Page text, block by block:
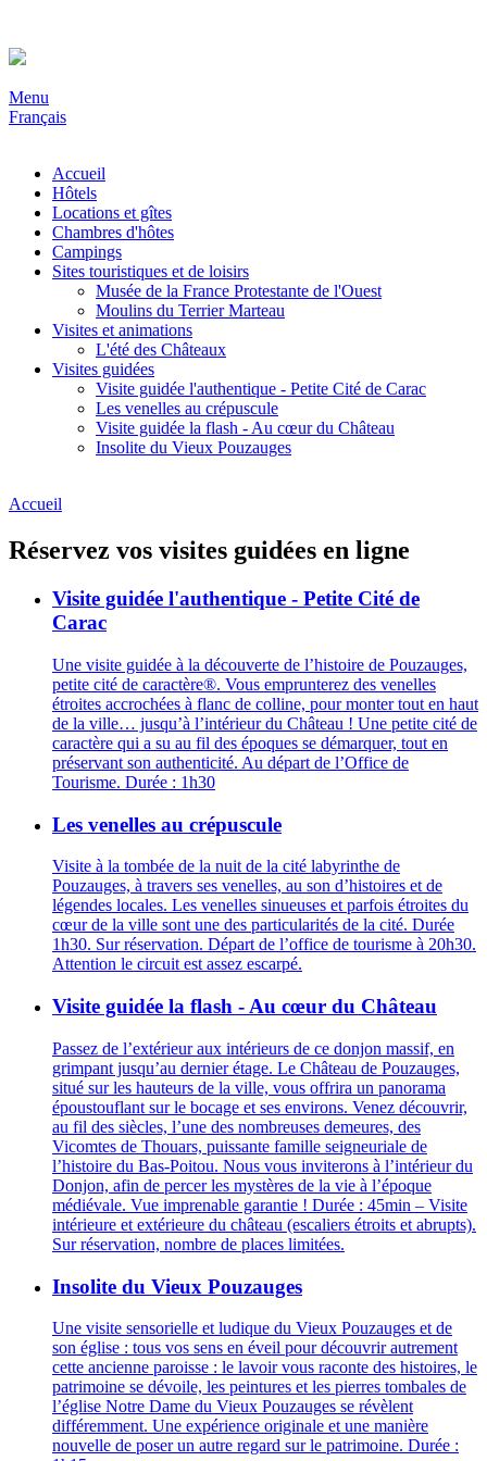
Menu
Français
Accueil
Hôtels
Locations et gîtes
Chambres d'hôtes
Campings
Sites touristiques et de loisirs
Musée de la France Protestante de l'Ouest
Moulins du Terrier Marteau
Visites et animations
L'été des Châteaux
Visites guidées
Visite guidée l'authentique - Petite Cité de Carac
Les venelles au crépuscule
Visite guidée la flash - Au cœur du Château
Insolite du Vieux Pouzauges
Accueil
Réservez vos visites guidées en ligne
Visite guidée l'authentique - Petite Cité de
Carac
Une visite guidée à la découverte de l’histoire de Pouzauges,
petite cité de caractère®. Vous emprunterez des venelles
étroites accrochées à flanc de colline, pour monter tout en haut
de la ville… jusqu’à l’intérieur du Château ! Une petite cité de
caractère qui a su au fil des époques se démarquer, tout en
préservant son authenticité. Au départ de l’Office de
Tourisme. Durée : 1h30
Les venelles au crépuscule
Visite à la tombée de la nuit de la cité labyrinthe de
Pouzauges, à travers ses venelles, au son d’histoires et de
légendes locales. Les venelles sinueuses et parfois étroites du
cœur de la ville sont une des particularités de la cité. Durée
1h30. Sur réservation. Départ de l’office de tourisme à 20h30.
Attention le circuit est assez escarpé.
Visite guidée la flash - Au cœur du Château
Passez de l’extérieur aux intérieurs de ce donjon massif, en
grimpant jusqu’au dernier étage. Le Château de Pouzauges,
situé sur les hauteurs de la ville, vous offrira un panorama
époustouflant sur le bocage et ses environs. Venez découvrir,
au fil des siècles, l’une des nombreuses demeures, des
Vicomtes de Thouars, puissante famille seigneuriale de
l’histoire du Bas-Poitou. Nous vous inviterons à l’intérieur du
Donjon, afin de percer les mystères de la vie à l’époque
médiévale. Vue imprenable garantie ! Durée : 45min – Visite
intérieure et extérieure du château (escaliers étroits et abrupts).
Sur réservation, nombre de places limitées.
Insolite du Vieux Pouzauges
Une visite sensorielle et ludique du Vieux Pouzauges et de
son église : tous vos sens en éveil pour découvrir autrement
cette ancienne paroisse : le lavoir vous raconte des histoires, le
patrimoine se dévoile, les peintures et les pierres tombales de
l’église Notre Dame du Vieux Pouzauges se révèlent
différemment. Une expérience originale et une manière
nouvelle de poser un autre regard sur le patrimoine. Durée :